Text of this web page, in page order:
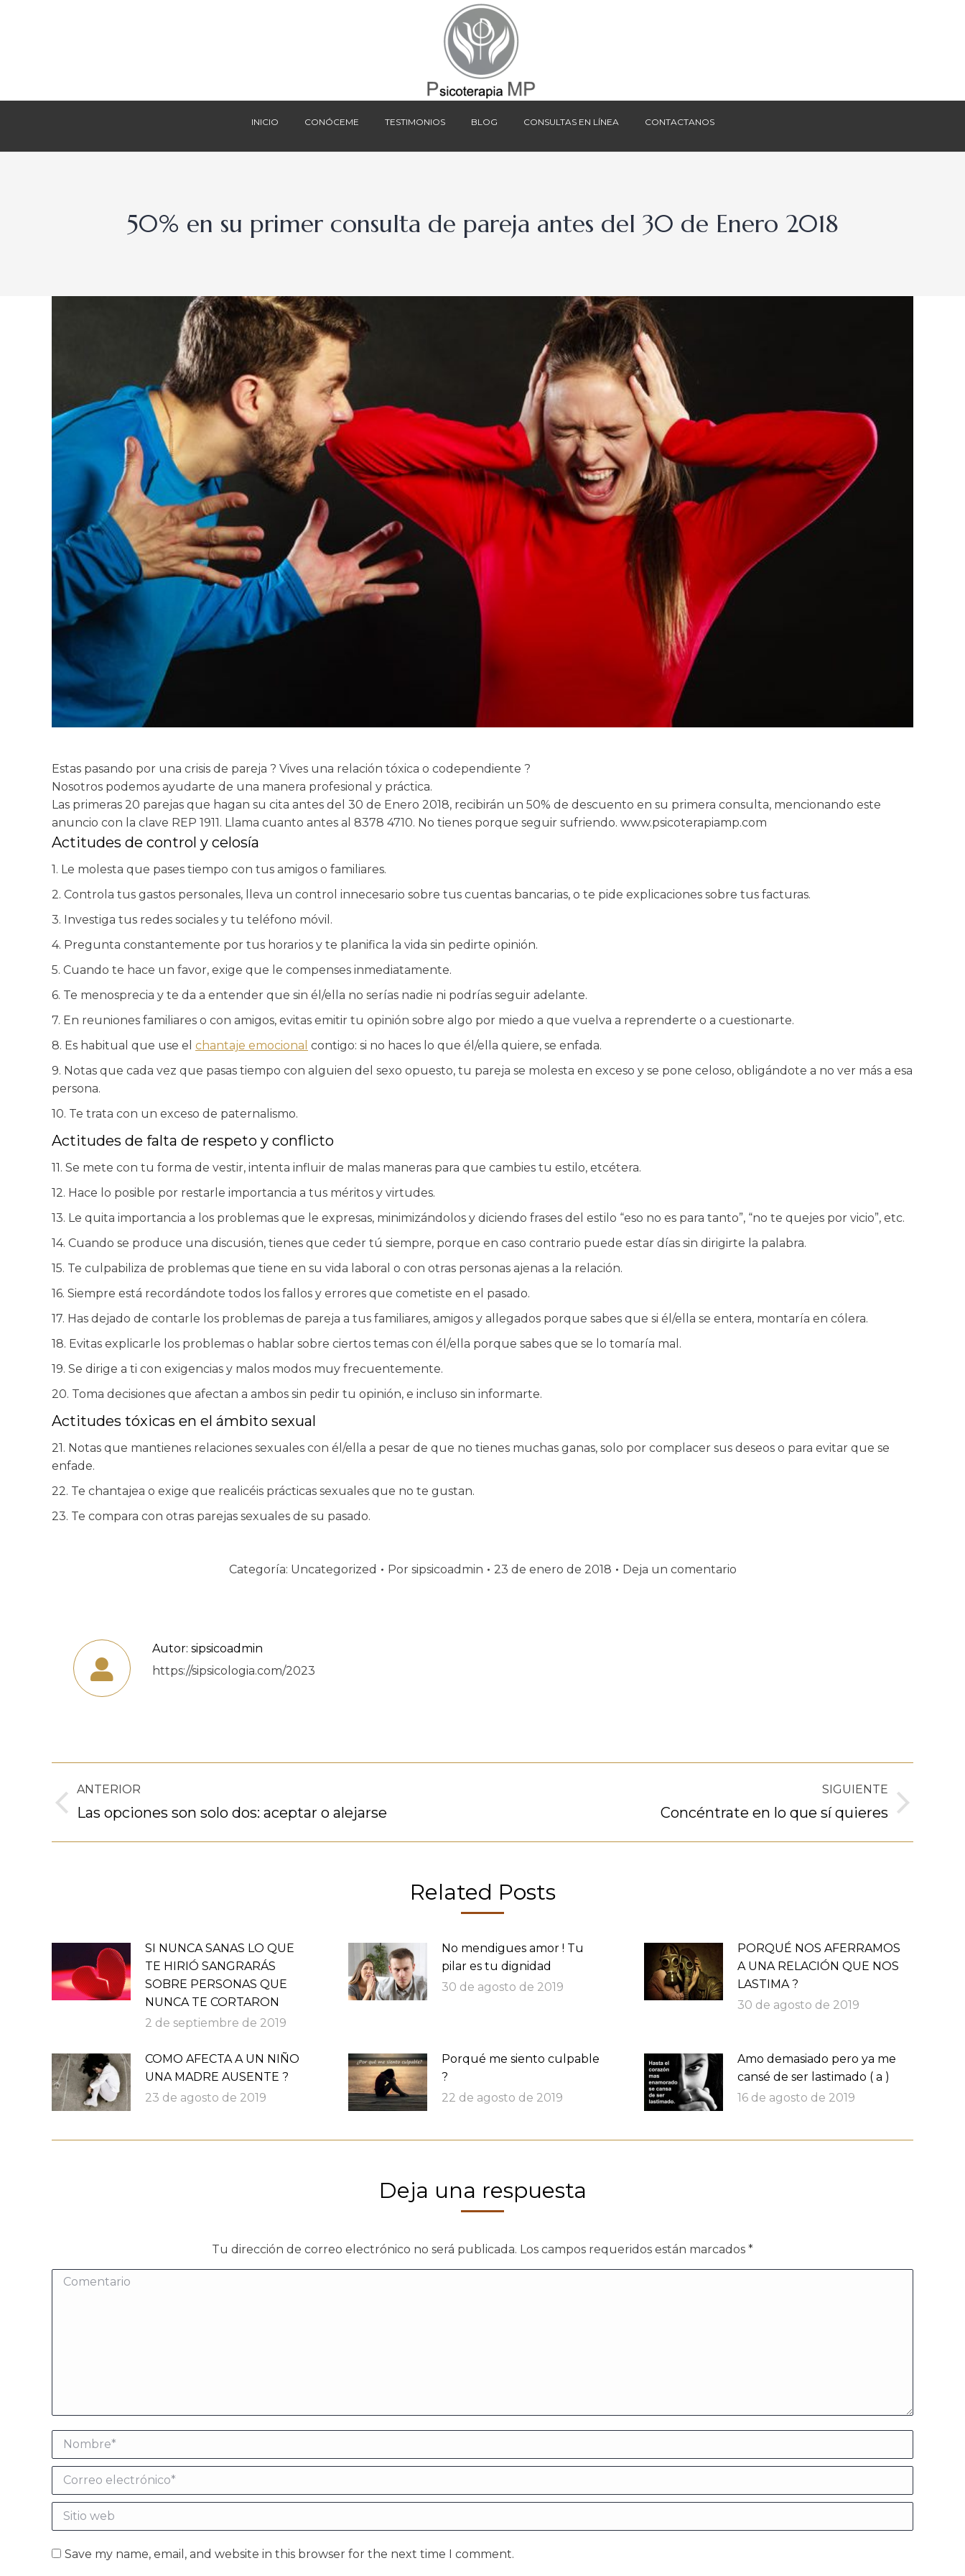
INICIO CONÓCEME TESTIMONIOS BLOG CONSULTAS EN LÍNEA CONTACTANOS
50% en su primer consulta de pareja antes del 30 de Enero 2018
Estas pasando por una crisis de pareja ? Vives una relación tóxica o codependiente ?
Nosotros podemos ayudarte de una manera profesional y práctica.
Las primeras 20 parejas que hagan su cita antes del 30 de Enero 2018, recibirán un 50% de descuento en su primera consulta, mencionando este
anuncio con la clave REP 1911. Llama cuanto antes al 8378 4710. No tienes porque seguir sufriendo. www.psicoterapiamp.com
Actitudes de control y celosía
1. Le molesta que pases tiempo con tus amigos o familiares.
2. Controla tus gastos personales, lleva un control innecesario sobre tus cuentas bancarias, o te pide explicaciones sobre tus facturas.
3. Investiga tus redes sociales y tu teléfono móvil.
4. Pregunta constantemente por tus horarios y te planifica la vida sin pedirte opinión.
5. Cuando te hace un favor, exige que le compenses inmediatamente.
6. Te menosprecia y te da a entender que sin él/ella no serías nadie ni podrías seguir adelante.
7. En reuniones familiares o con amigos, evitas emitir tu opinión sobre algo por miedo a que vuelva a reprenderte o a cuestionarte.
8. Es habitual que use el chantaje emocional contigo: si no haces lo que él/ella quiere, se enfada.
9. Notas que cada vez que pasas tiempo con alguien del sexo opuesto, tu pareja se molesta en exceso y se pone celoso, obligándote a no ver más a esa
persona.
10. Te trata con un exceso de paternalismo.
Actitudes de falta de respeto y conflicto
11. Se mete con tu forma de vestir, intenta influir de malas maneras para que cambies tu estilo, etcétera.
12. Hace lo posible por restarle importancia a tus méritos y virtudes.
13. Le quita importancia a los problemas que le expresas, minimizándolos y diciendo frases del estilo “eso no es para tanto”, “no te quejes por vicio”, etc.
14. Cuando se produce una discusión, tienes que ceder tú siempre, porque en caso contrario puede estar días sin dirigirte la palabra.
15. Te culpabiliza de problemas que tiene en su vida laboral o con otras personas ajenas a la relación.
16. Siempre está recordándote todos los fallos y errores que cometiste en el pasado.
17. Has dejado de contarle los problemas de pareja a tus familiares, amigos y allegados porque sabes que si él/ella se entera, montaría en cólera.
18. Evitas explicarle los problemas o hablar sobre ciertos temas con él/ella porque sabes que se lo tomaría mal.
19. Se dirige a ti con exigencias y malos modos muy frecuentemente.
20. Toma decisiones que afectan a ambos sin pedir tu opinión, e incluso sin informarte.
Actitudes tóxicas en el ámbito sexual
21. Notas que mantienes relaciones sexuales con él/ella a pesar de que no tienes muchas ganas, solo por complacer sus deseos o para evitar que se
enfade.
22. Te chantajea o exige que realicéis prácticas sexuales que no te gustan.
23. Te compara con otras parejas sexuales de su pasado.
Categoría: Uncategorized Por sipsicoadmin 23 de enero de 2018 Deja un comentario
Autor: sipsicoadmin
https://sipsicologia.com/2023
Navegación
entre
publicaciones
ANTERIOR
Publicación
Las opciones son solo dos: aceptar o alejarse
SIGUIENTE
Concéntrate en lo que sí quieres
Related Posts
SI NUNCA SANAS LO QUE
TE HIRIÓ SANGRARÁS
SOBRE PERSONAS QUE
NUNCA TE CORTARON
2 de septiembre de 2019
No mendigues amor ! Tu
pilar es tu dignidad
30 de agosto de 2019
PORQUÉ NOS AFERRAMOS
A UNA RELACIÓN QUE NOS
LASTIMA ?
30 de agosto de 2019
COMO AFECTA A UN NIÑO
UNA MADRE AUSENTE ?
23 de agosto de 2019
Porqué me siento culpable
?
22 de agosto de 2019
Amo demasiado pero ya me
cansé de ser lastimado ( a )
16 de agosto de 2019
Deja una respuesta
Tu dirección de correo electrónico no será publicada. Los campos requeridos están marcados *
Comentario
Nombre *
Correo electrónico *
Sitio web
Save my name, email, and website in this browser for the next time I comment.
BLOG